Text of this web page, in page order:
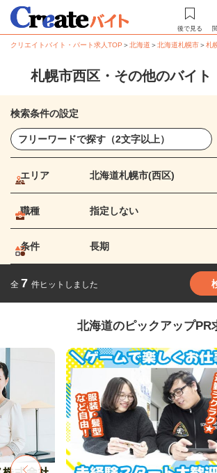
後で見る
クリエイトバイト・パート求人TOP ＞北海道 ＞北海道札幌市＞札
札幌市西区・その他のバイト
検索条件の設定
エリア 北海道札幌市(西区)
職種 指定しない
条件 長期
全 7 件ヒットしました
北海道のピックアップPR